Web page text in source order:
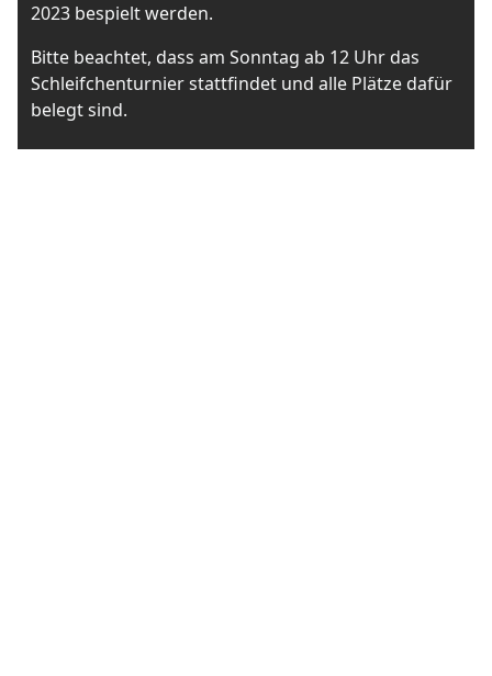
2023 bespielt werden.
Bitte beachtet, dass am Sonntag ab 12 Uhr das
Schleifchenturnier stattfindet und alle Plätze dafür
belegt sind.